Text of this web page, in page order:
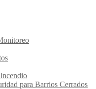
para Barrios Cerrados